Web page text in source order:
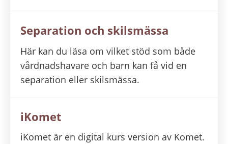
Separation och skilsmässa
Här kan du läsa om vilket stöd som både
vårdnadshavare och barn kan få vid en
separation eller skilsmässa.
iKomet
iKomet är en digital kurs version av Komet.